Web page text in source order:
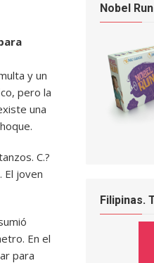
y un
pero la
una
C.?
El joven
En el
para
Nobel Run
Filipinas.